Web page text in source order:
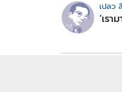
เปลว
‘เรา